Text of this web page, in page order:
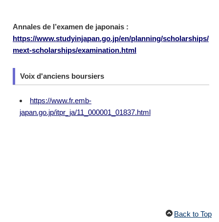
Annales de l’examen de japonais :
https://www.studyinjapan.go.jp/en/planning/scholarships/
mext-scholarships/examination.html
Voix d'anciens boursiers
https://www.fr.emb-
japan.go.jp/itpr_ja/11_000001_01837.html
Back to Top